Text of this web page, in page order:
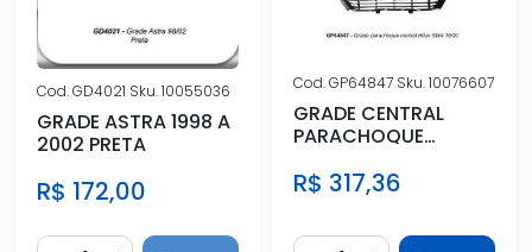
Cod.GD4021 Sku.10055036
GRADE ASTRA 1998 A
2002 PRETA
R$ 172,00
Quantidade
Cod.GP64847 Sku.10076607
GRADE CENTRAL
PARACHOQUE
2016 A 2020 INF
R$ 317,36
Quantidade